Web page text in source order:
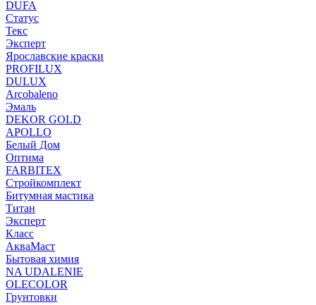
DUFA
Статус
Текс
Эксперт
Ярославские краски
PROFILUX
DULUX
Arcobaleno
Эмаль
DEKOR GOLD
APOLLO
Белый Дом
Оптима
FARBITEX
Стройкомплект
Битумная мастика
Титан
Эксперт
Класс
АкваМаст
Бытовая химия
NA UDALENIE
OLECOLOR
Грунтовки